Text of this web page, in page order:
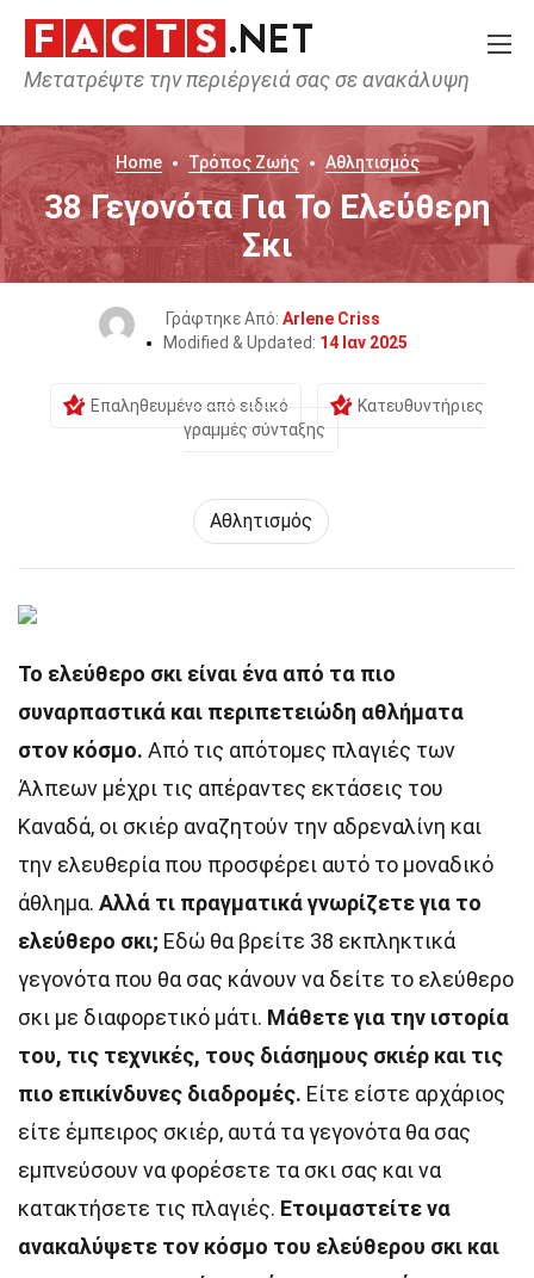
Μετατρέψτε την περιέργειά σας σε ανακάλυψη
Home Τρόπος Ζωής Αθλητισμός
38 Γεγονότα Για Το Ελεύθερη
Σκι
Γράφτηκε Από: Arlene Criss
Modified & Updated: 14 Ιαν 2025
Επαληθευμένο από ειδικό
Κατευθυντήριες
γραμμές σύνταξης
Αθλητισμός
Το ελεύθερο σκι είναι ένα από τα πιο
συναρπαστικά και περιπετειώδη αθλήματα
στον κόσμο. Από τις απότομες πλαγιές των
Άλπεων μέχρι τις απέραντες εκτάσεις του
Καναδά, οι σκιέρ αναζητούν την αδρεναλίνη και
την ελευθερία που προσφέρει αυτό το μοναδικό
άθλημα. Αλλά τι πραγματικά γνωρίζετε για το
ελεύθερο σκι; Εδώ θα βρείτε 38 εκπληκτικά
γεγονότα που θα σας κάνουν να δείτε το ελεύθερο
σκι με διαφορετικό μάτι. Μάθετε για την ιστορία
του, τις τεχνικές, τους διάσημους σκιέρ και τις
πιο επικίνδυνες διαδρομές. Είτε είστε αρχάριος
είτε έμπειρος σκιέρ, αυτά τα γεγονότα θα σας
εμπνεύσουν να φορέσετε τα σκι σας και να
κατακτήσετε τις πλαγιές. Ετοιμαστείτε να
ανακαλύψετε τον κόσμο του ελεύθερου σκι και